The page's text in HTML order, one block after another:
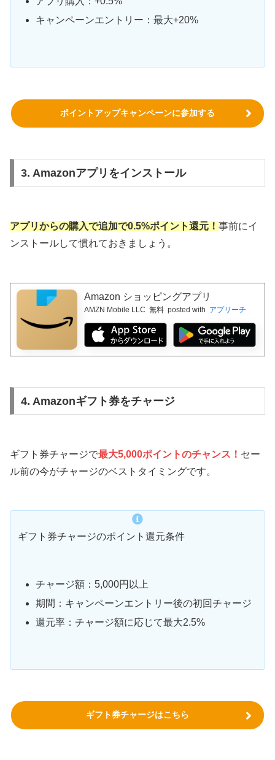
キャンペーンエントリー：最大+20%
ポイントアップキャンペーンに参加する
3. Amazonアプリをインストール
アプリからの購入で追加で0.5%ポイント還元！ 事前にイ
ンストールして慣れておきましょう。
Amazon ショッピングアプリ
AMZN Mobile LLC 無料 posted with アプリーチ
4. Amazonギフト券をチャージ
ギフト券チャージで最大5,000ポイントのチャンス！ セー
ル前の今がチャージのベストタイミングです。
ギフト券チャージのポイント還元条件
チャージ額：5,000円以上
期間：キャンペーンエントリー後の初回チャージ
還元率：チャージ額に応じて最大2.5%
ギフト券チャージはこちら